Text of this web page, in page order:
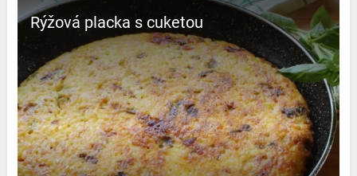
Rýžová placka s cuketou